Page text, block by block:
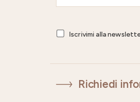
Iscrivimi alla
Richiedi